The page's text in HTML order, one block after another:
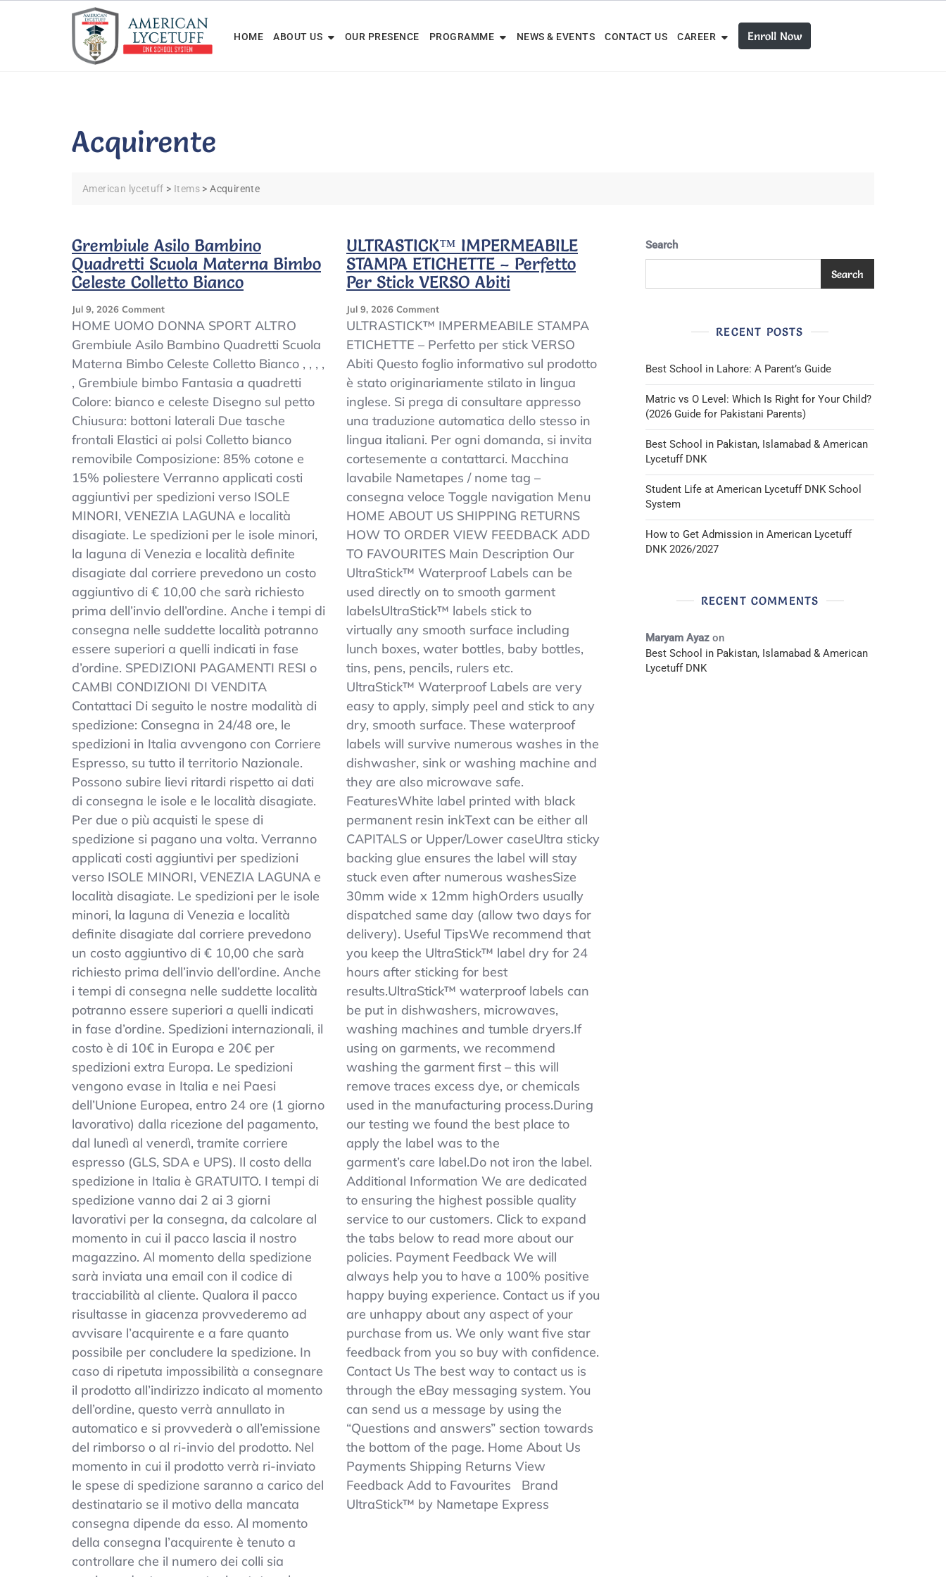
HOME ABOUT US OUR PRESENCE PROGRAMME NEWS & EVENTS CONTACT US CAREER Enroll Now
Acquirente
American lycetuff > Items >Acquirente
Grembiule Asilo Bambino
Quadretti Scuola Materna Bimbo
Celeste Colletto Bianco
Jul 9, 2026 CommentOn
Grembiule
Bambino
Quadretti
Scuola
Bimbo
Celeste
Colletto
Bianco
HOME UOMO DONNA SPORT ALTRO
Grembiule Asilo Bambino Quadretti Scuola
Materna Bimbo Celeste Colletto Bianco , , , ,
, Grembiule bimbo Fantasia a quadretti
Colore: bianco e celeste Disegno sul petto
Chiusura: bottoni laterali Due tasche
frontali Elastici ai polsi Colletto bianco
removibile Composizione: 85% cotone e
15% poliestere Verranno applicati costi
aggiuntivi per spedizioni verso ISOLE
MINORI, VENEZIA LAGUNA e località
disagiate. Le spedizioni per le isole minori,
la laguna di Venezia e località definite
disagiate dal corriere prevedono un costo
aggiuntivo di € 10,00 che sarà richiesto
prima dell’invio dell’ordine. Anche i tempi di
consegna nelle suddette località potranno
essere superiori a quelli indicati in fase
d’ordine. SPEDIZIONI PAGAMENTI RESI o
CAMBI CONDIZIONI DI VENDITA
Contattaci Di seguito le nostre modalità di
spedizione: Consegna in 24/48 ore, le
spedizioni in Italia avvengono con Corriere
Espresso, su tutto il territorio Nazionale.
Possono subire lievi ritardi rispetto ai dati
di consegna le isole e le località disagiate.
Per due o più acquisti le spese di
spedizione si pagano una volta. Verranno
applicati costi aggiuntivi per spedizioni
verso ISOLE MINORI, VENEZIA LAGUNA e
località disagiate. Le spedizioni per le isole
minori, la laguna di Venezia e località
definite disagiate dal corriere prevedono
un costo aggiuntivo di € 10,00 che sarà
richiesto prima dell’invio dell’ordine. Anche
i tempi di consegna nelle suddette località
potranno essere superiori a quelli indicati
in fase d’ordine. Spedizioni internazionali, il
costo è di 10€ in Europa e 20€ per
spedizioni extra Europa. Le spedizioni
vengono evase in Italia e nei Paesi
dell’Unione Europea, entro 24 ore (1 giorno
lavorativo) dalla ricezione del pagamento,
dal lunedì al venerdì, tramite corriere
espresso (GLS, SDA e UPS). Il costo della
spedizione in Italia è GRATUITO. I tempi di
spedizione vanno dai 2 ai 3 giorni
lavorativi per la consegna, da calcolare al
momento in cui il pacco lascia il nostro
magazzino. Al momento della spedizione
sarà inviata una email con il codice di
tracciabilità al cliente. Qualora il pacco
risultasse in giacenza provvederemo ad
avvisare l’acquirente e a fare quanto
possibile per concludere la spedizione. In
caso di ripetuta impossibilità a consegnare
il prodotto all’indirizzo indicato al momento
dell’ordine, questo verrà annullato in
automatico e si provvederà o all’emissione
del rimborso o al ri-invio del prodotto. Nel
momento in cui il prodotto verrà ri-inviato
le spese di spedizione saranno a carico del
destinatario se il motivo della mancata
consegna dipende da esso. Al momento
della consegna l’acquirente è tenuto a
controllare che il numero dei colli sia
ULTRASTICK™ IMPERMEABILE
STAMPA ETICHETTE – Perfetto
Per Stick VERSO Abiti
Jul 9, 2026 CommentOn
ULTRASTICK™
STAMPA
ETICHETTE
–
Per
Stick
VERSO
ULTRASTICK™ IMPERMEABILE STAMPA
ETICHETTE – Perfetto per stick VERSO
Abiti Questo foglio informativo sul prodotto
è stato originariamente stilato in lingua
inglese. Si prega di consultare appresso
una traduzione automatica dello stesso in
lingua italiani. Per ogni domanda, si invita
cortesemente a contattarci. Macchina
lavabile Nametapes / nome tag –
consegna veloce Toggle navigation Menu
HOME ABOUT US SHIPPING RETURNS
HOW TO ORDER VIEW FEEDBACK ADD
TO FAVOURITES Main Description Our
UltraStick™ Waterproof Labels can be
used directly on to smooth garment
labelsUltraStick™ labels stick to
virtually any smooth surface including
lunch boxes, water bottles, baby bottles,
tins, pens, pencils, rulers etc.
UltraStick™ Waterproof Labels are very
easy to apply, simply peel and stick to any
dry, smooth surface. These waterproof
labels will survive numerous washes in the
dishwasher, sink or washing machine and
they are also microwave safe.
FeaturesWhite label printed with black
permanent resin inkText can be either all
CAPITALS or Upper/Lower caseUltra sticky
backing glue ensures the label will stay
stuck even after numerous washesSize
30mm wide x 12mm highOrders usually
dispatched same day (allow two days for
delivery). Useful TipsWe recommend that
you keep the UltraStick™ label dry for 24
hours after sticking for best
results.UltraStick™ waterproof labels can
be put in dishwashers, microwaves,
washing machines and tumble dryers.If
using on garments, we recommend
washing the garment first – this will
remove traces excess dye, or chemicals
used in the manufacturing process.During
our testing we found the best place to
apply the label was to the
garment’s care label.Do not iron the label.
Additional Information We are dedicated
to ensuring the highest possible quality
service to our customers. Click to expand
the tabs below to read more about our
policies. Payment Feedback We will
always help you to have a 100% positive
happy buying experience. Contact us if you
are unhappy about any aspect of your
purchase from us. We only want five star
feedback from you so buy with confidence.
Contact Us The best way to contact us is
through the eBay messaging system. You
can send us a message by using the
“Questions and answers” section towards
the bottom of the page. Home About Us
Payments Shipping Returns View
Feedback Add to Favourites Brand
UltraStick™ by Nametape Express
Search
Search
RECENT POSTS
Best School in Lahore: A Parent’s Guide
Matric vs O Level: Which Is Right for Your Child?
(2026 Guide for Pakistani Parents)
Best School in Pakistan, Islamabad & American
Lycetuff DNK
Student Life at American Lycetuff DNK School
System
How to Get Admission in American Lycetuff
DNK 2026/2027
RECENT COMMENTS
Maryam Ayaz on
Best School in Pakistan, Islamabad & American
Lycetuff DNK